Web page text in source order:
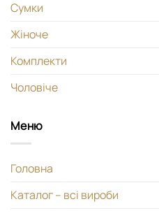
Сумки
Жіноче
Комплекти
Чоловіче
Меню
Головна
Каталог – всі вироби